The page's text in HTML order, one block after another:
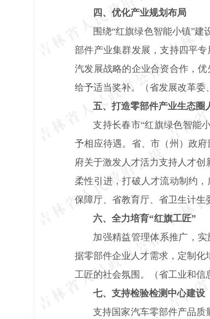
四、优化产业规划布局
围绕“红旗绿色智能小镇”建
部件产业集群发展，支持四平
汽发展战略的企业合资合作，
给予适当奖补。（省发展改革委
五、打造零部件产业生态圈
支持长春市“红旗绿色智能
予相应待遇。省、市（州）政
府关于激发人才活力支持人才
柔性引进，打破人才流动制约
保障厅、省教育厅、省卫生计生
六、全力培育“红旗工匠”
加强精益管理体系推广，实
据零部件企业人才需求，定制化
工匠的社会氛围。（省工业和信
七、支持检验检测中心建设
支持国家汽车零部件产品质